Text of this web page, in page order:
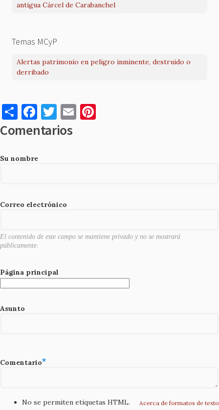
antigua Cárcel de Carabanchel
Temas MCyP
Alertas patrimonio en peligro inminente, destruido o
derribado
S
h
ar
e
F
a
c
e
o
T
w
it
E
m
Comentarios
Su nombre
Correo electrónico
El contenido de este campo se mantiene privado y no se mostrará
públicamente.
Página principal
Asunto
Comentario
Acerca de formatos de texto
No se permiten etiquetas HTML.